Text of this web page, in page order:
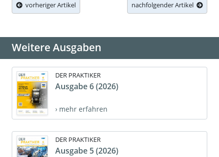
vorheriger Artikel nachfolgender Artikel
Weitere Ausgaben
DER PRAKTIKER
Ausgabe 6 (2026)
› mehr erfahren
DER PRAKTIKER
Ausgabe 5 (2026)